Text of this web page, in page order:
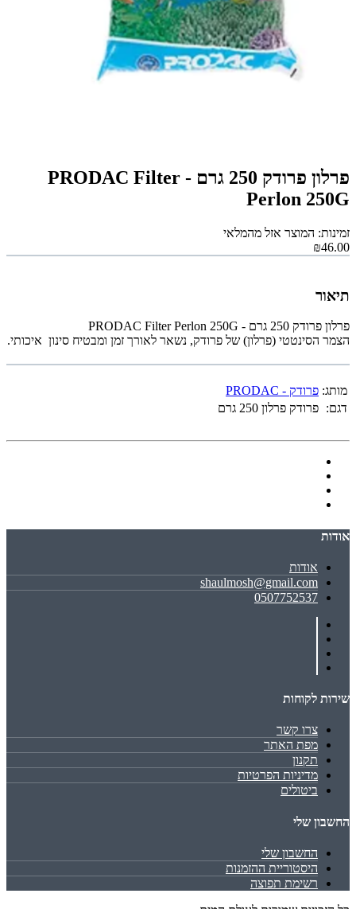
פרלון פרודק 250 גרם - PRODAC Filter
Perlon 250G
זמינות: המוצר אזל מהמלאי
₪46.00
תיאור
פרלון פרודק 250 גרם - PRODAC Filter Perlon 250G
הצמר הסינטטי (פרלון) של פרודק, נשאר לאורך זמן ומבטיח סינון איכותי.
מותג: פרודק - PRODAC
דגם: פרודק פרלון 250 גרם
אודות
אודות
shaulmosh@gmail.com
0507752537
שירות לקוחות
צרו קשר
מפת האתר
תקנון
מדיניות הפרטיות
ביטולים
החשבון שלי
החשבון שלי
היסטוריית ההזמנות
רשימת תפוצה